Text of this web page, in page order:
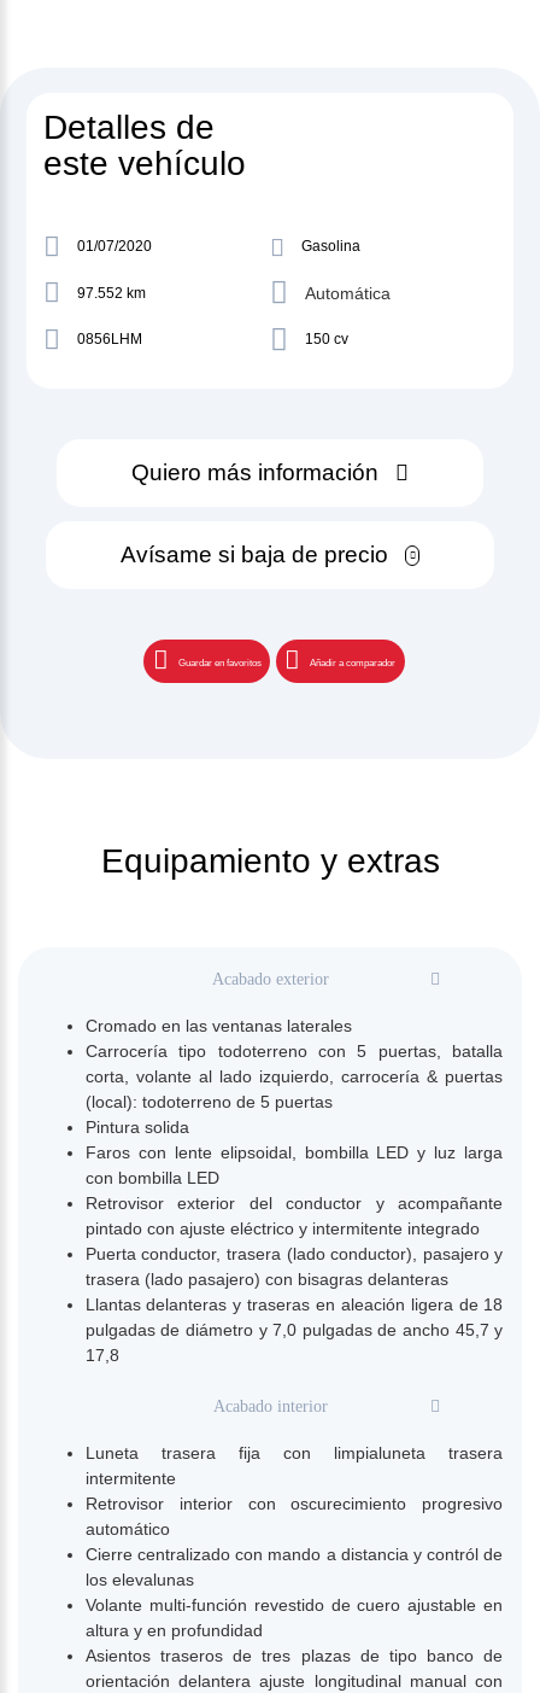
Detalles de
este vehículo
01/07/2020 Gasolina
97.552 km Automática
0856LHM 150 cv
Quiero más información
Avísame si baja de precio
Guardar en favoritos Añadir a comparador
Equipamiento y extras
Acabado exterior
Cromado en las ventanas laterales
Carrocería tipo todoterreno con 5 puertas, batalla
corta, volante al lado izquierdo, carrocería & puertas
(local): todoterreno de 5 puertas
Pintura solida
Faros con lente elipsoidal, bombilla LED y luz larga
con bombilla LED
Retrovisor exterior del conductor y acompañante
pintado con ajuste eléctrico y intermitente integrado
Puerta conductor, trasera (lado conductor), pasajero y
trasera (lado pasajero) con bisagras delanteras
Llantas delanteras y traseras en aleación ligera de 18
pulgadas de diámetro y 7,0 pulgadas de ancho 45,7 y
17,8
Acabado interior
Luneta trasera fija con limpialuneta trasera
intermitente
Retrovisor interior con oscurecimiento progresivo
automático
Cierre centralizado con mando a distancia y contról de
los elevalunas
Volante multi-función revestido de cuero ajustable en
altura y en profundidad
Asientos traseros de tres plazas de tipo banco de
orientación delantera ajuste longitudinal manual con